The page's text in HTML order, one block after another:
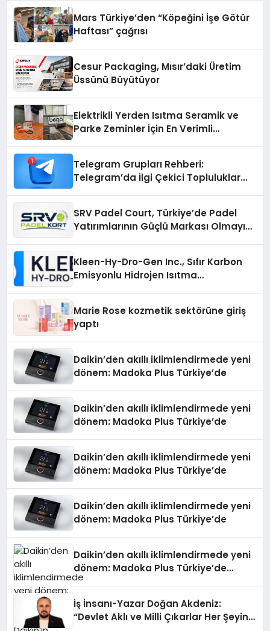
Mars Türkiye’den “Köpeğini İşe Götür
Haftası” çağrısı
Cesur Packaging, Mısır’daki Üretim
Üssünü Büyütüyor
Elektrikli Yerden Isıtma Seramik ve
Parke Zeminler İçin En Verimli
Telegram Grupları Rehberi:
Telegram’da İlgi Çekici Topluluklar
SRV Padel Court, Türkiye’de Padel
Yatırımlarının Güçlü Markası Olmayı
Kleen-Hy-Dro-Gen Inc., Sıfır Karbon
Emisyonlu Hidrojen Isıtma
Marie Rose kozmetik sektörüne giriş
yaptı
Daikin’den akıllı iklimlendirmede yeni
dönem: Madoka Plus Türkiye’de
Daikin’den akıllı iklimlendirmede yeni
dönem: Madoka Plus Türkiye’de
Daikin’den akıllı iklimlendirmede yeni
dönem: Madoka Plus Türkiye’de
Daikin’den akıllı iklimlendirmede yeni
dönem: Madoka Plus Türkiye’de
Daikin’den akıllı iklimlendirmede yeni
dönem: Madoka Plus Türkiye’de
Daikin’in kullanıcı dostu tasarımıyla
teknolojilerle donatılmış son modeli
VRV kontrol ünitesi Madoka Plus
İş İnsanı-Yazar Doğan Akdeniz:
“Devlet Aklı ve Milli Çıkarlar Her Şeyin